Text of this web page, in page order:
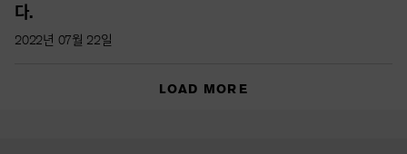
다.
2022년 07월 22일
LOAD MORE